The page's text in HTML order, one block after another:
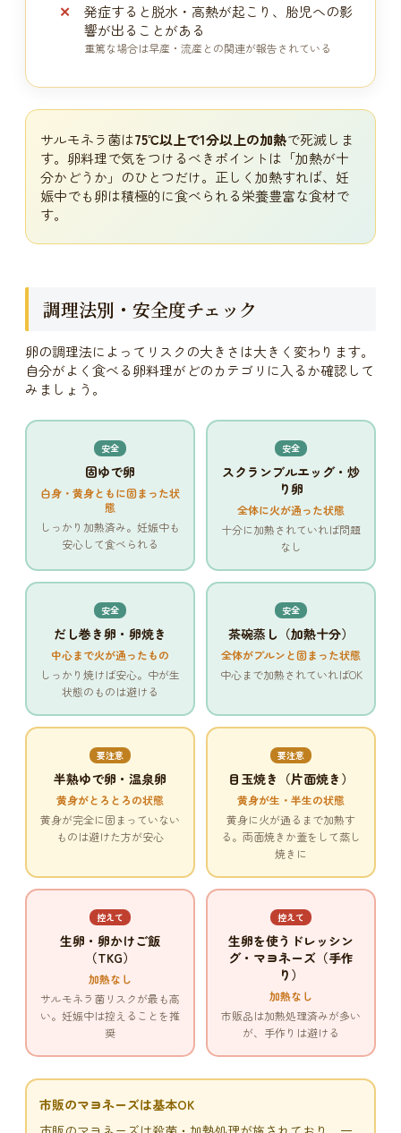
発症すると脱水・高熱が起こり、胎児への影
響が出ることがある
重篤な場合は早産・流産との関連が報告されている
サルモネラ菌は75℃以上で1分以上の加熱で死滅しま
す。卵料理で気をつけるべきポイントは「加熱が十
分かどうか」のひとつだけ。正しく加熱すれば、妊
娠中でも卵は積極的に食べられる栄養豊富な食材で
す。
調理法別・安全度チェック
卵の調理法によってリスクの大きさは大きく変わります。
自分がよく食べる卵料理がどのカテゴリに入るか確認して
みましょう。
安全
固ゆで卵
白身・黄身ともに固まった状
態
しっかり加熱済み。妊娠中も
安心して食べられる
安全
スクランブルエッグ・炒
り卵
全体に火が通った状態
十分に加熱されていれば問題
なし
安全
だし巻き卵・卵焼き
中心まで火が通ったもの
しっかり焼けば安心。中が生
状態のものは避ける
安全
茶碗蒸し（加熱十分）
全体がプルンと固まった状態
中心まで加熱されていればOK
要注意
半熟ゆで卵・温泉卵
黄身がとろとろの状態
黄身が完全に固まっていない
ものは避けた方が安心
要注意
目玉焼き（片面焼き）
黄身が生・半生の状態
黄身に火が通るまで加熱す
る。両面焼きか蓋をして蒸し
焼きに
控えて
生卵・卵かけご飯
（TKG）
加熱なし
サルモネラ菌リスクが最も高
い。妊娠中は控えることを推
奨
控えて
生卵を使うドレッシン
グ・マヨネーズ（手作
り）
加熱なし
市販品は加熱処理済みが多い
が、手作りは避ける
市販のマヨネーズは基本OK